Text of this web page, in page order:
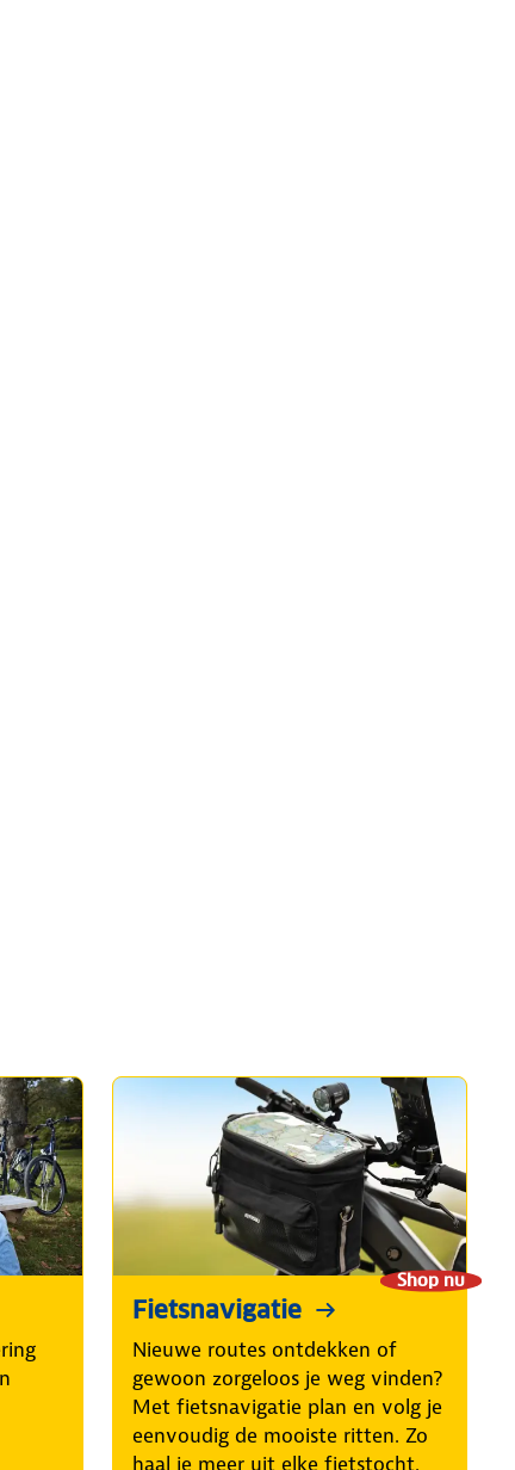
Shop nu
Fietsnavigatie
Nieuwe routes ontdekken of
gewoon zorgeloos je weg vinden?
Met fietsnavigatie plan en volg je
eenvoudig de mooiste ritten. Zo
haal je meer uit elke fietstocht.